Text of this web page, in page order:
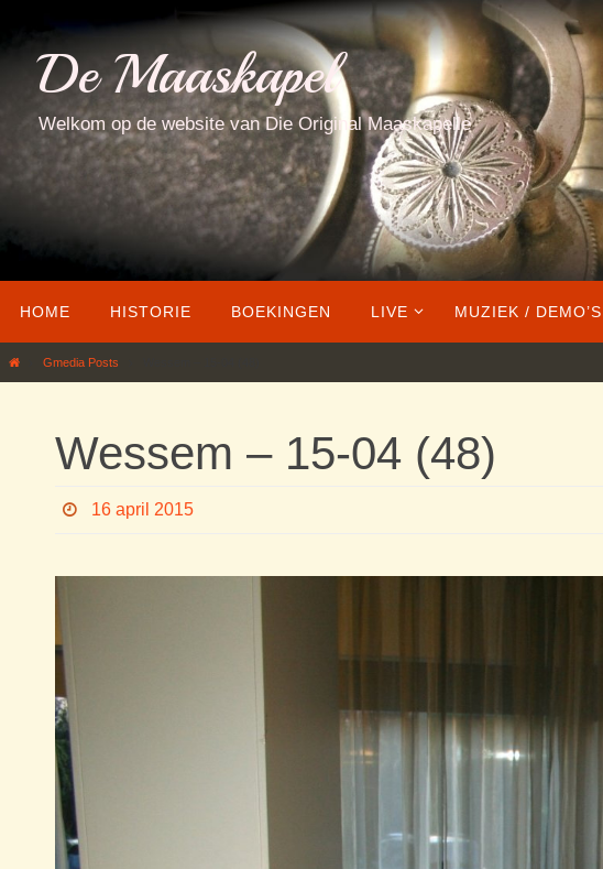
inhoudDe Maaskapel
Welkom op de website van Die Original Maaskapelle
naar
de
HOME HISTORIE BOEKINGEN LIVE MUZIEK / DEMO’S
HomeGmedia Posts
Wessem – 15-04 (48)
16 april 2015